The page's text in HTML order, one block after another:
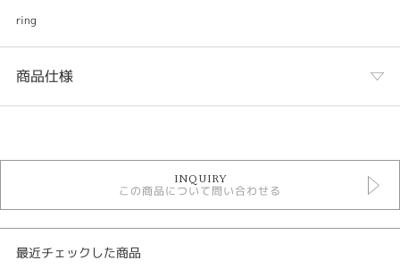
ring
商品仕様
デジタルジュエリーリフォーム
リング
INQUIRY
この商品について問い合わせる
最近チェックした商品